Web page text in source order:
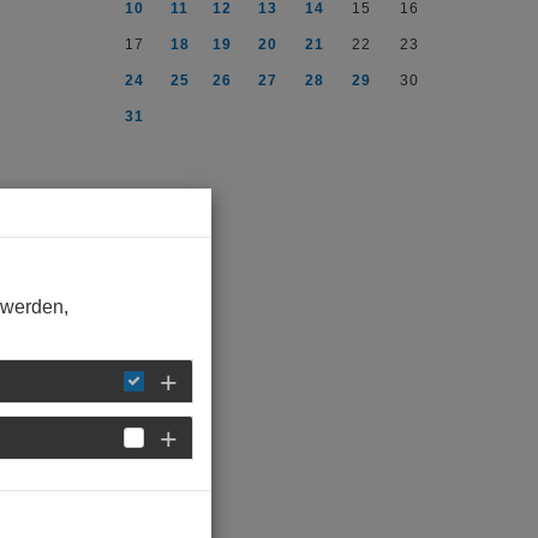
10 11 12 13 14 15 16
17 18 19 20 21 22 23
24 25 26 27 28 29 30
31